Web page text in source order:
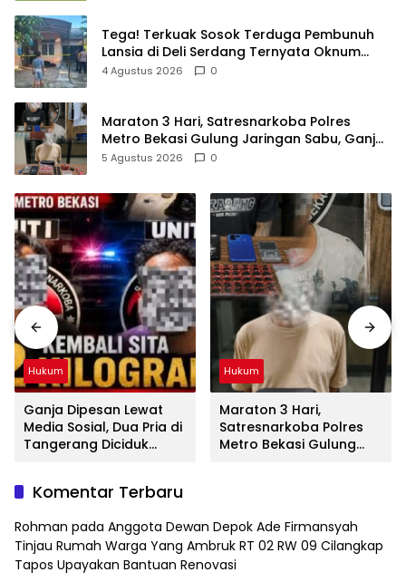
Tega! Terkuak Sosok Terduga Pembunuh
Lansia di Deli Serdang Ternyata Oknum
Polisi Tetangga Korban
4 Agustus 2026 0
Maraton 3 Hari, Satresnarkoba Polres
Metro Bekasi Gulung Jaringan Sabu, Ganja,
dan Tramadol
5 Agustus 2026 0
Hukum
Ganja Dipesan Lewat
Media Sosial, Dua Pria di
Tangerang Diciduk
Hukum
Maraton 3 Hari,
Satresnarkoba Polres
Metro Bekasi Gulung
Komentar Terbaru
Rohman pada Anggota Dewan Depok Ade Firmansyah
Tinjau Rumah Warga Yang Ambruk RT 02 RW 09 Cilangkap
Tapos Upayakan Bantuan Renovasi